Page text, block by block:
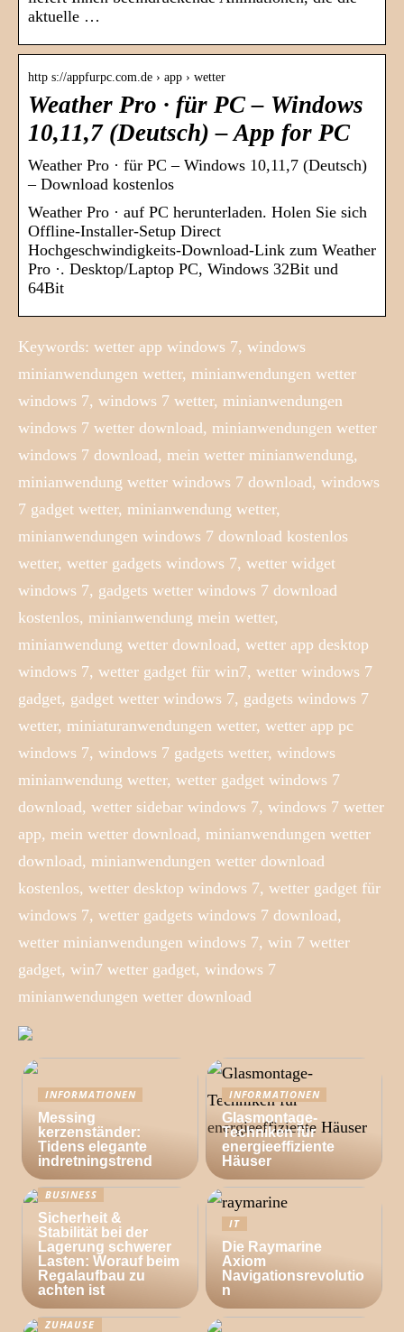
aktuelle …
http s://appfurpc.com.de › app › wetter
Weather Pro · für PC – Windows
10,11,7 (Deutsch) – App for PC
Weather Pro · für PC – Windows 10,11,7 (Deutsch)
– Download kostenlos
Weather Pro · auf PC herunterladen. Holen Sie sich
Offline-Installer-Setup Direct
Hochgeschwindigkeits-Download-Link zum Weather
Pro ·. Desktop/Laptop PC, Windows 32Bit und
64Bit
Keywords: wetter app windows 7, windows
minianwendungen wetter, minianwendungen wetter
windows 7, windows 7 wetter, minianwendungen
windows 7 wetter download, minianwendungen wetter
windows 7 download, mein wetter minianwendung,
minianwendung wetter windows 7 download, windows
7 gadget wetter, minianwendung wetter,
minianwendungen windows 7 download kostenlos
wetter, wetter gadgets windows 7, wetter widget
windows 7, gadgets wetter windows 7 download
kostenlos, minianwendung mein wetter,
minianwendung wetter download, wetter app desktop
windows 7, wetter gadget für win7, wetter windows 7
gadget, gadget wetter windows 7, gadgets windows 7
wetter, miniaturanwendungen wetter, wetter app pc
windows 7, windows 7 gadgets wetter, windows
minianwendung wetter, wetter gadget windows 7
download, wetter sidebar windows 7, windows 7 wetter
app, mein wetter download, minianwendungen wetter
download, minianwendungen wetter download
kostenlos, wetter desktop windows 7, wetter gadget für
windows 7, wetter gadgets windows 7 download,
wetter minianwendungen windows 7, win 7 wetter
gadget, win7 wetter gadget, windows 7
minianwendungen wetter download
INFORMATIONEN
Messing
kerzenständer:
Tidens elegante
indretningstrend
INFORMATIONEN
Glasmontage-
Techniken für
energieeffiziente
Häuser
BUSINESS
Sicherheit &
Stabilität bei der
Lagerung schwerer
Lasten: Worauf beim
Regalaufbau zu
achten ist
IT
Die Raymarine
Axiom
Navigationsrevolutio
n
ZUHAUSE